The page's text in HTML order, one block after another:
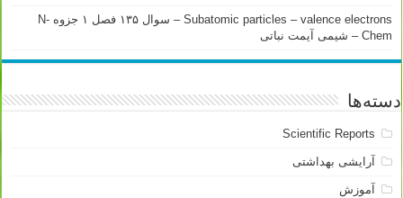
Subatomic particles – valence electrons – سوال ۱۳۵ فصل ۱ جزوه N-
Chem – شیمی آیمت نباتی
دسته‌ها
Scientific Reports
آرایشی بهداشتی
آموزش